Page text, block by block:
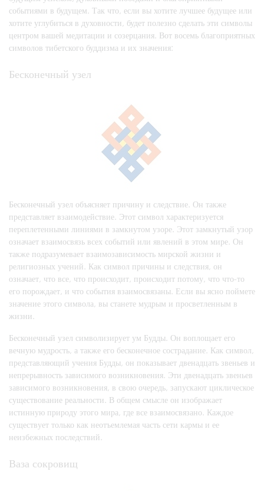
событиями в будущем. Так что, если вы хотите лучшее будущее или
хотите углубиться в духовности, будет полезно сделать эти символы
центром вашей медитации и созерцания. Вот восемь благоприятных
символов тибетского буддизма и их значения:
Бесконечный узел
Бесконечный узел объясняет причину и следствие. Он также
представляет взаимодействие. Этот символ характеризуется
переплетенными линиями в замкнутом узоре. Этот замкнутый узор
означает взаимосвязь всех событий или явлений в этом мире. Он
также подразумевает взаимозависимость мирской жизни и
религиозных учений. Как символ причины и следствия, он
означает, что все, что происходит, происходит потому, что что-то
его порождает, и что события взаимосвязаны. Если вы ясно поймете
значение этого символа, вы станете мудрым и просветленным в
жизни.
Бесконечный узел символизирует ум Будды. Он воплощает его
вечную мудрость, а также его бесконечное сострадание. Как символ,
представляющий учения Будды, он показывает двенадцать звеньев и
непрерывность зависимого возникновения. Эти двенадцать звеньев
зависимого возникновения, в свою очередь, запускают циклическое
существование реальности. В общем смысле он изображает
истинную природу этого мира, где все взаимосвязано. Каждое
существует только как неотъемлемая часть сети кармы и ее
неизбежных последствий.
Ваза сокровищ